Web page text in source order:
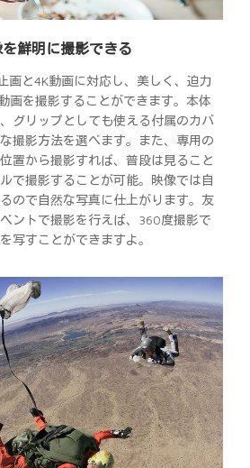
鮮明に撮影できる
画と4K動画に対応し、美しく、迫力
画を撮影することができます。本体
グリップとしても使える付属のカバ
撮影方法を選べます。また、専用の
置から撮影すれば、普段は見ること
で撮影することが可能。映像では自
ので自然な写真に仕上がります。友
ントで撮影を行えば、360度撮影で
写すことができますよ。